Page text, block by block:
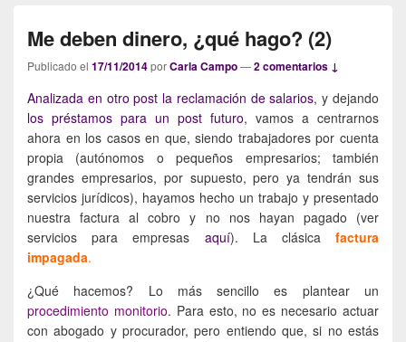
Me deben dinero, ¿qué hago? (2)
Publicado el 17/11/2014porCarla Campo—2 comentarios ↓
Analizada en otro post la reclamación de salarios, y dejando
los préstamos para un post futuro, vamos a centrarnos
ahora en los casos en que, siendo trabajadores por cuenta
propia (autónomos o pequeños empresarios; también
grandes empresarios, por supuesto, pero ya tendrán sus
servicios jurídicos), hayamos hecho un trabajo y presentado
nuestra factura al cobro y no nos hayan pagado (ver
servicios para empresas aquí). La clásica factura
impagada.
¿Qué hacemos? Lo más sencillo es plantear un
procedimiento monitorio. Para esto, no es necesario actuar
con abogado y procurador, pero entiendo que, si no estás